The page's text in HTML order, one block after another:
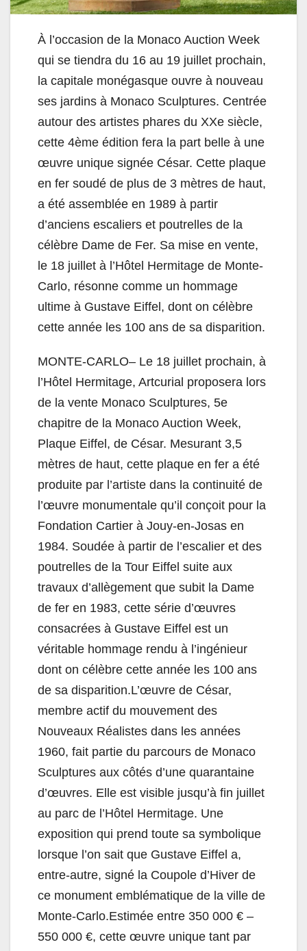
À l’occasion de la Monaco Auction Week
qui se tiendra du 16 au 19 juillet prochain,
la capitale monégasque ouvre à nouveau
ses jardins à Monaco Sculptures. Centrée
autour des artistes phares du XXe siècle,
cette 4ème édition fera la part belle à une
œuvre unique signée César. Cette plaque
en fer soudé de plus de 3 mètres de haut,
a été assemblée en 1989 à partir
d’anciens escaliers et poutrelles de la
célèbre Dame de Fer. Sa mise en vente,
le 18 juillet à l’Hôtel Hermitage de Monte-
Carlo, résonne comme un hommage
ultime à Gustave Eiffel, dont on célèbre
cette année les 100 ans de sa disparition.
MONTE-CARLO– Le 18 juillet prochain, à
l’Hôtel Hermitage, Artcurial proposera lors
de la vente Monaco Sculptures, 5e
chapitre de la Monaco Auction Week,
Plaque Eiffel, de César. Mesurant 3,5
mètres de haut, cette plaque en fer a été
produite par l’artiste dans la continuité de
l’œuvre monumentale qu’il conçoit pour la
Fondation Cartier à Jouy-en-Josas en
1984. Soudée à partir de l’escalier et des
poutrelles de la Tour Eiffel suite aux
travaux d’allègement que subit la Dame
de fer en 1983, cette série d’œuvres
consacrées à Gustave Eiffel est un
véritable hommage rendu à l’ingénieur
dont on célèbre cette année les 100 ans
de sa disparition.L’œuvre de César,
membre actif du mouvement des
Nouveaux Réalistes dans les années
1960, fait partie du parcours de Monaco
Sculptures aux côtés d’une quarantaine
d’œuvres. Elle est visible jusqu’à fin juillet
au parc de l’Hôtel Hermitage. Une
exposition qui prend toute sa symbolique
lorsque l’on sait que Gustave Eiffel a,
entre-autre, signé la Coupole d’Hiver de
ce monument emblématique de la ville de
Monte-Carlo.Estimée entre 350 000 € –
550 000 €, cette œuvre unique tant par